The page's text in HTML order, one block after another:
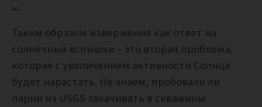
Таким образом извержения как ответ на
солнечные вспышки – это вторая проблема,
которая с увеличением активности Солнца
будет нарастать. Не знаем, пробовали ли
парни из USGS закачивать в скважины